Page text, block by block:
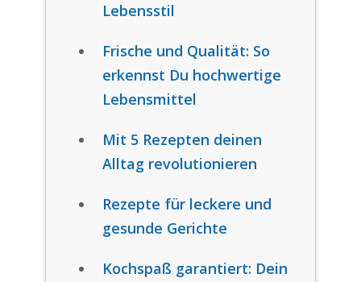
Lebensstil
Frische und Qualität: So
erkennst Du hochwertige
Lebensmittel
Mit 5 Rezepten deinen
Alltag revolutionieren
Rezepte für leckere und
gesunde Gerichte
Kochspaß garantiert: Dein